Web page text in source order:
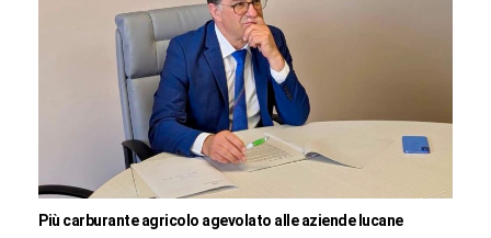
Più carburante agricolo agevolato alle aziende lucane